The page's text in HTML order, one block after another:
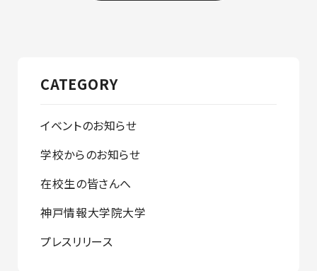
CATEGORY
イベントのお知らせ
学校からのお知らせ
在校生の皆さんへ
神戸情報大学院大学
プレスリリース